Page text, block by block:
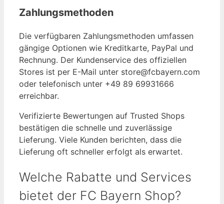
Zahlungsmethoden
Die verfügbaren Zahlungsmethoden umfassen
gängige Optionen wie Kreditkarte, PayPal und
Rechnung. Der Kundenservice des offiziellen
Stores ist per E-Mail unter store@fcbayern.com
oder telefonisch unter +49 89 69931666
erreichbar.
Verifizierte Bewertungen auf Trusted Shops
bestätigen die schnelle und zuverlässige
Lieferung. Viele Kunden berichten, dass die
Lieferung oft schneller erfolgt als erwartet.
Welche Rabatte und Services
bietet der FC Bayern Shop?